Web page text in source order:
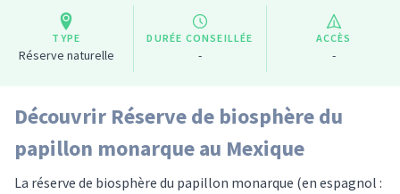
TYPE
Réserve naturelle
DURÉE CONSEILLÉE
-
ACCÈS
-
Découvrir Réserve de biosphère du
papillon monarque au Mexique
La réserve de biosphère du papillon monarque (en espagnol :